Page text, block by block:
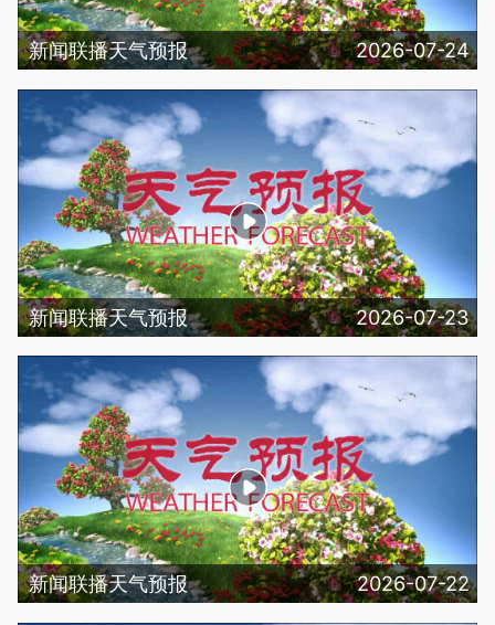
新闻联播天气预报 2026-07-24
新闻联播天气预报 2026-07-23
新闻联播天气预报 2026-07-22